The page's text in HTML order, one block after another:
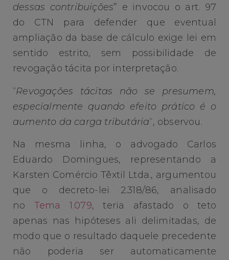
dessas contribuições” e invocou o art. 97
do CTN para defender que eventual
ampliação da base de cálculo exige lei em
sentido estrito, sem possibilidade de
revogação tácita por interpretação.
“Revogações tácitas não se presumem,
especialmente quando efeito prático é o
aumento da carga tributária“, observou.
Na mesma linha, o advogado Carlos
Eduardo Domingues, representando a
Karsten Comércio Têxtil Ltda., argumentou
que o decreto-lei 2.318/86, analisado
no Tema 1.079, teria afastado o teto
apenas nas hipóteses ali delimitadas, de
modo que o resultado daquele precedente
não poderia ser automaticamente